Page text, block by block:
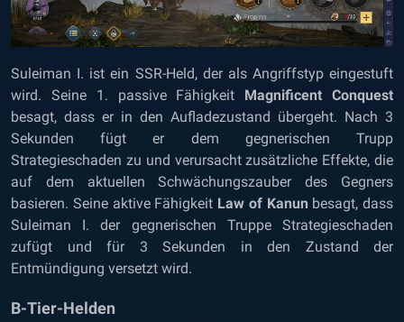
Suleiman I. ist ein SSR-Held, der als Angriffstyp eingestuft
wird. Seine 1. passive Fähigkeit Magnificent Conquest
besagt, dass er in den Aufladezustand übergeht. Nach 3
Sekunden fügt er dem gegnerischen Trupp
Strategieschaden zu und verursacht zusätzliche Effekte, die
auf dem aktuellen Schwächungszauber des Gegners
basieren. Seine aktive Fähigkeit Law of Kanun besagt, dass
Suleiman I. der gegnerischen Truppe Strategieschaden
zufügt und für 3 Sekunden in den Zustand der
Entmündigung versetzt wird.
B-Tier-Helden